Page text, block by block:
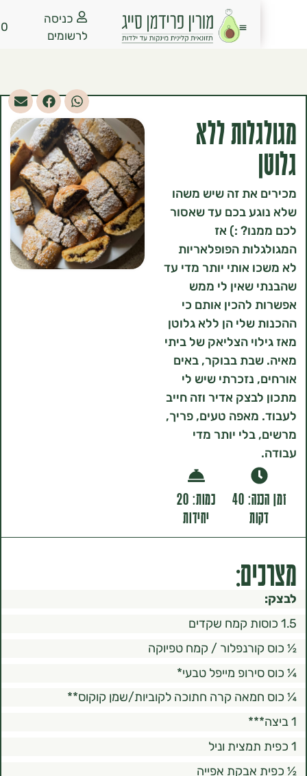
לרשומים
0.00
ללא
את זה שיש משהו
בכם עד שאסור
:) אז
הפופלאריות
אותי יותר מדי עד
שאין לי ממש
להכין אותם כי
שלי הן ללא גלוטן
הצליאק של ביתי
בבוקר, באים
נזכרתי שיש לי
אדיר וזה חייב
טעים, פריך,
יותר מדי
זמן הכנה: 40
כמות: 20
יחידות
/ קמח טפיוקה
מייפל טבעי*
קרה חתוכה לקוביות/שמן קוקוס**
אפייה